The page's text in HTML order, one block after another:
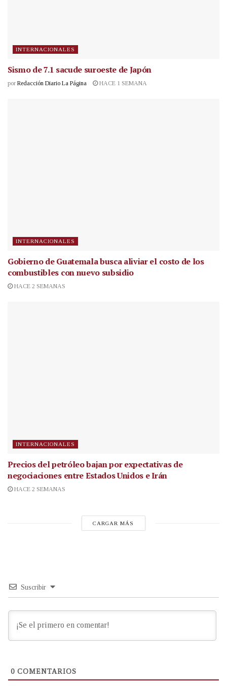
INTERNACIONALES
Sismo de 7.1 sacude suroeste de Japón
por Redacción Diario La Página HACE 1 SEMANA
INTERNACIONALES
Gobierno de Guatemala busca aliviar el costo de los
combustibles con nuevo subsidio
HACE 2 SEMANAS
INTERNACIONALES
Precios del petróleo bajan por expectativas de
negociaciones entre Estados Unidos e Irán
HACE 2 SEMANAS
CARGAR MÁS
Suscribir
0 COMENTARIOS